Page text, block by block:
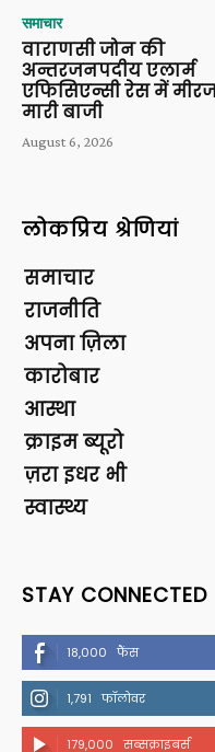
समाचार
वाराणसी जोन की
अन्तरजनपदीय एलार्म
एफिसिएन्सी रेस में
मारी बाजी
August 6, 2026
लोकप्रिय श्रेणियां
समाचार
राजनीति
अपना ज़िला
कारोबार
आस्था
क्राइम ब्यूरो
ज़रा इधर भी
स्वास्थ्य
STAY CONNECTED
18,000 फैंस
1,791 फॉलोवर
179,000 सब्सक्राइबर्स